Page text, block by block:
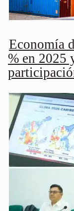
Economía
% en 2025